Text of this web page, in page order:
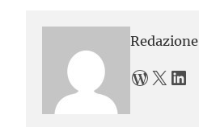
Redazione
WordPress X LinkedIn